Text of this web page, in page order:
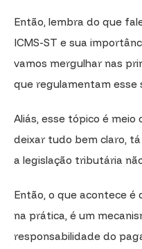
Então, lembra do que
ICMS-ST e sua
vamos mergulhar nas
que regulamentam esse
Aliás, esse tópico é
deixar tudo bem claro,
a legislação tributária
Então, o que acontece
na prática, é um
responsabilidade do